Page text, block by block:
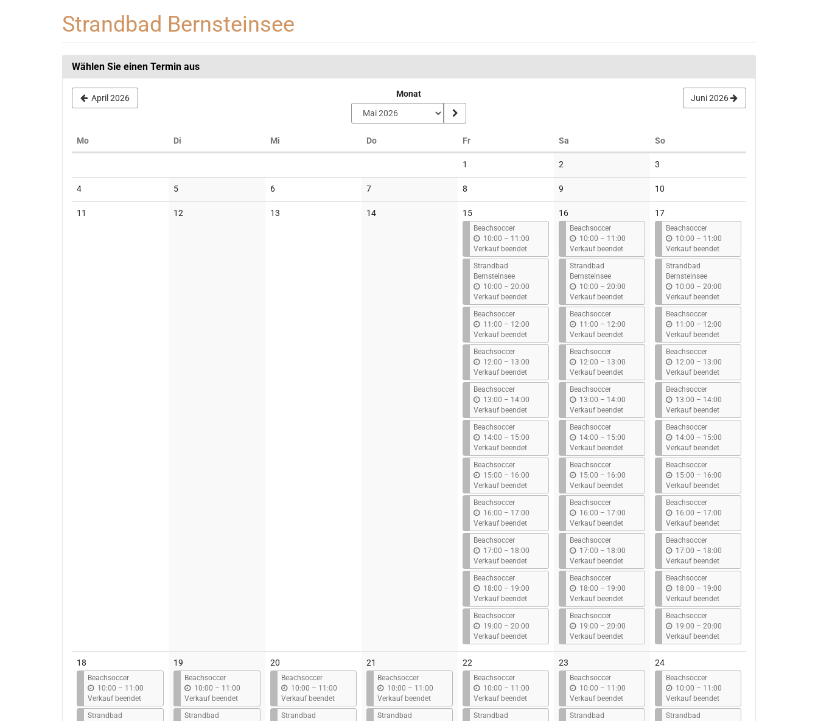
Strandbad Bernsteinsee
Wählen Sie einen Termin aus
April 2026 Monat Juni 2026
MoMontag Di Mi DoDonnerstag FrFreitag Sa SoSonntag
1
Veranstaltungen
2
Veranstaltungen
3
Veranstaltungen
4Keine
Veranstaltungen
5Keine
Veranstaltungen
6Keine
Veranstaltungen
7Keine
Veranstaltungen
8
Veranstaltungen
9
Veranstaltungen
10
Veranstaltungen
11
12 13 14Keine
15
Beachsoccer
10:00 – b
i
s
11:00
Verkauf beendet
Strandbad
Bernsteinsee
10:00 – b
i
s
20:00
Verkauf beendet
Beachsoccer
11:00 – b
i
s
12:00
Verkauf beendet
Beachsoccer
12:00 – b
i
s
13:00
Verkauf beendet
Beachsoccer
13:00 – b
i
s
14:00
Verkauf beendet
Beachsoccer
14:00 – b
i
s
15:00
Verkauf beendet
Beachsoccer
15:00 – b
i
s
16:00
Verkauf beendet
Beachsoccer
16:00 – b
i
s
17:00
Verkauf beendet
Beachsoccer
17:00 – b
i
s
18:00
Verkauf beendet
Beachsoccer
18:00 – b
i
s
19:00
Verkauf beendet
Beachsoccer
19:00 – b
i
s
20:00
Verkauf beendet
16
Beachsoccer
10:00 – b
i
s
11:00
Verkauf beendet
Strandbad
Bernsteinsee
10:00 – b
i
s
20:00
Verkauf beendet
Beachsoccer
11:00 – b
i
s
12:00
Verkauf beendet
Beachsoccer
12:00 – b
i
s
13:00
Verkauf beendet
Beachsoccer
13:00 – b
i
s
14:00
Verkauf beendet
Beachsoccer
14:00 – b
i
s
15:00
Verkauf beendet
Beachsoccer
15:00 – b
i
s
16:00
Verkauf beendet
Beachsoccer
16:00 – b
i
s
17:00
Verkauf beendet
Beachsoccer
17:00 – b
i
s
18:00
Verkauf beendet
Beachsoccer
18:00 – b
i
s
19:00
Verkauf beendet
Beachsoccer
19:00 – b
i
s
20:00
Verkauf beendet
17
Beachsoccer
10:00 – b
i
s
11:00
Verkauf beendet
Strandbad
Bernsteinsee
10:00 – b
i
s
20:00
Verkauf beendet
Beachsoccer
11:00 – b
i
s
12:00
Verkauf beendet
Beachsoccer
12:00 – b
i
s
13:00
Verkauf beendet
Beachsoccer
13:00 – b
i
s
14:00
Verkauf beendet
Beachsoccer
14:00 – b
i
s
15:00
Verkauf beendet
Beachsoccer
15:00 – b
i
s
16:00
Verkauf beendet
Beachsoccer
16:00 – b
i
s
17:00
Verkauf beendet
Beachsoccer
17:00 – b
i
s
18:00
Verkauf beendet
Beachsoccer
18:00 – b
i
s
19:00
Verkauf beendet
Beachsoccer
19:00 – b
i
s
20:00
Verkauf beendet
18
Beachsoccer
10:00 – b
i
s
11:00
Verkauf beendet
Strandbad
19
Beachsoccer
10:00 – b
i
s
11:00
Verkauf beendet
Strandbad
20
Beachsoccer
10:00 – b
i
s
11:00
Verkauf beendet
Strandbad
21
Beachsoccer
10:00 – b
i
s
11:00
Verkauf beendet
Strandbad
22
Beachsoccer
10:00 – b
i
s
11:00
Verkauf beendet
Strandbad
23
Beachsoccer
10:00 – b
i
s
11:00
Verkauf beendet
Strandbad
24
Beachsoccer
10:00 – b
i
s
11:00
Verkauf beendet
Strandbad